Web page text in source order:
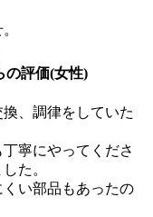
の評価(女性)
、調律をしていた
寧にやってくださ
た。
い部品もあったの